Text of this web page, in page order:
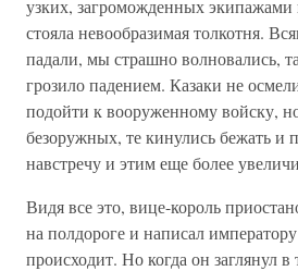
узких, загроможденных экипажами
стояла невообразимая толкотня.
падали, мы страшно волновались,
грозило падением. Казаки не
подойти к вооруженному войску,
безоружных, те кинулись бежать и
навстречу и этим еще более
Видя все это, вице-король
на полдороге и написал
происходит. Но когда он заглянул